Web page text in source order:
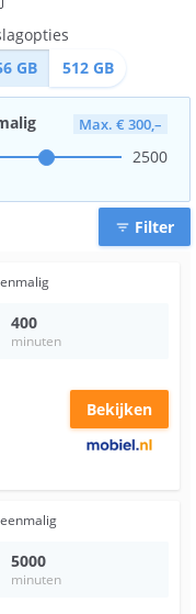
GB 512 GB
Max. € 300,–
2500
filter_list Filter
400
minuten
Bekijken
eenmalig
5000
minuten